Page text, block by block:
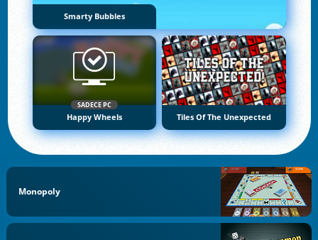
Smarty Bubbles
SADECE PC
Happy Wheels Tiles Of The Unexpected
Monopoly